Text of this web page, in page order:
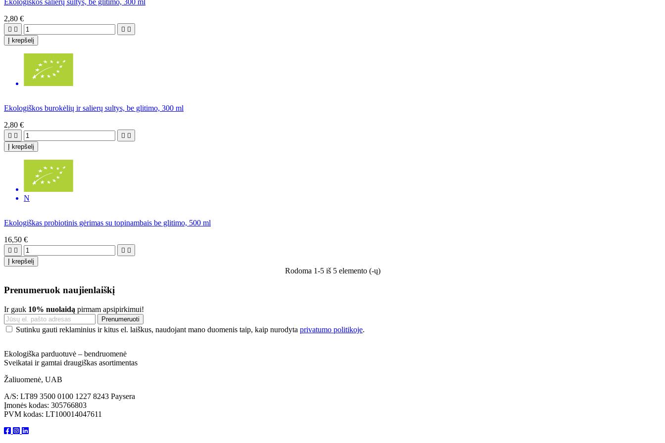
2,80 €
   
Į krepšelį
Ekologiškos burokėlių ir salierų sultys, be glitimo, 300 ml
2,80 €
   
Į krepšelį
N
Ekologiškas probiotinis gėrimas su topinambais be glitimo, 500 ml
16,50 €
   
Į krepšelį
Rodoma 1-5 iš 5 elemento (-ų)
Prenumeruok naujienlaiškį
Ir gauk 10% nuolaidą pirmam apsipirkimui!
Sutinku gauti reklaminius ir kitus el. laiškus, naudojant mano duomenis taip, kaip nurodyta privatumo politikoje.
Ekologiška parduotuvė – bendruomenė
Sveikatai ir gamtai draugiškas asortimentas
Žaliuomenė, UAB
A/S: LT89 3500 0100 1227 8243 Paysera
Įmonės kodas: 305766803
PVM kodas: LT100014047611